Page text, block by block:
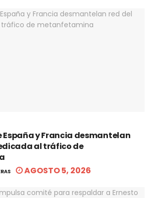
y Francia desmantelan
al tráfico de
AGOSTO 5, 2026